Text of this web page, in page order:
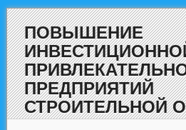
ПОВЫШЕНИЕ
ПРЕДПРИЯТИЙ
СТРОИТЕЛЬНОЙ